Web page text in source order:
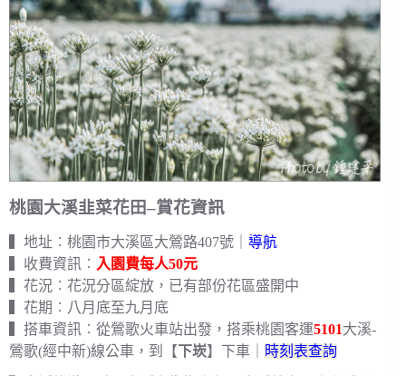
桃園大溪韭菜花田–賞花資訊
▍地址︰桃園市大溪區大鶯路407號｜ 導航
▍收費資訊︰ 入園費每人50元
▍花況︰花況分區綻放，已有部份花區盛開中
▍花期︰八月底至九月底
▍搭車資訊︰從鶯歌火車站出發，搭乘桃園客運5101大溪-
鶯歌(經中新)線公車，到【下崁】下車｜ 時刻表查詢